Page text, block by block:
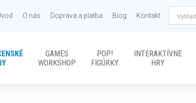
O nás Doprava a platba Blog Kontakt
GAMES
WORKSHOP
POP!
FIGÚRKY
INTERAKTÍVNE
HRY